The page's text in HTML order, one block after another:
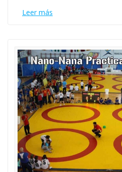
Leer más